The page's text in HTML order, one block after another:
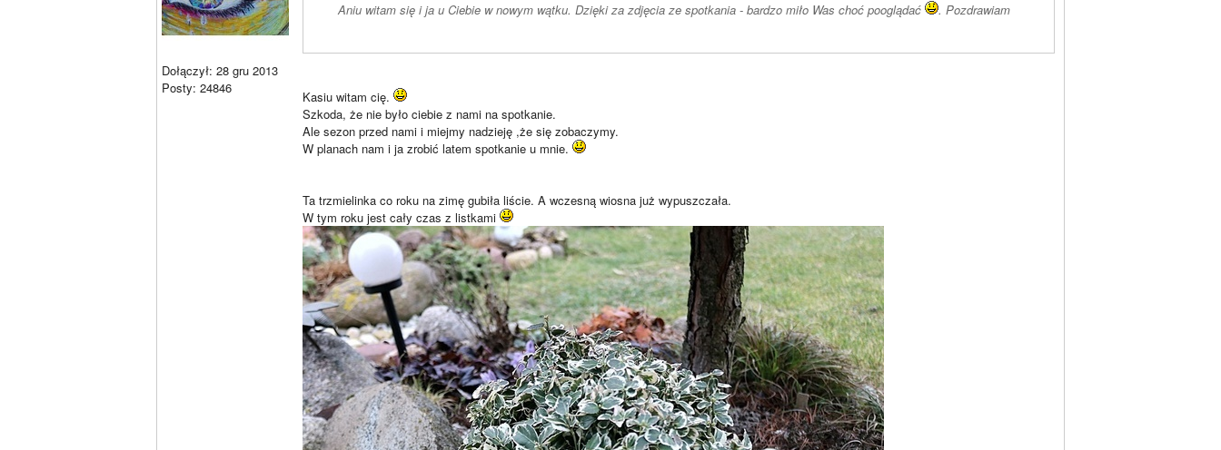
Dołączył: 28 gru 2013
Posty: 24846
Aniu witam się i ja u Ciebie w nowym wątku. Dzięki za zdjęcia ze spotkania - bardzo miło Was choć pooglądać . Pozdrawiam
Kasiu witam cię.
Szkoda, że nie było ciebie z nami na spotkanie.
Ale sezon przed nami i miejmy nadzieję ,że się zobaczymy.
W planach nam i ja zrobić latem spotkanie u mnie.
Ta trzmielinka co roku na zimę gubiła liście. A wczesną wiosna już wypuszczała.
W tym roku jest cały czas z listkami